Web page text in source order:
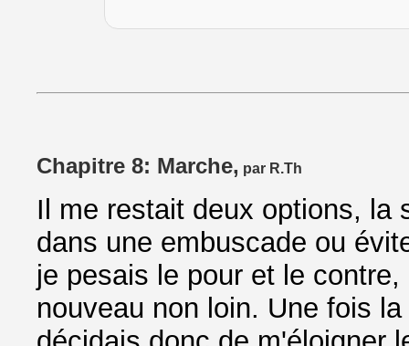
Chapitre 8: Marche, par R.Th
Il me restait deux options, la
dans une embuscade ou
je pesais le pour et le
nouveau non loin. Une fois